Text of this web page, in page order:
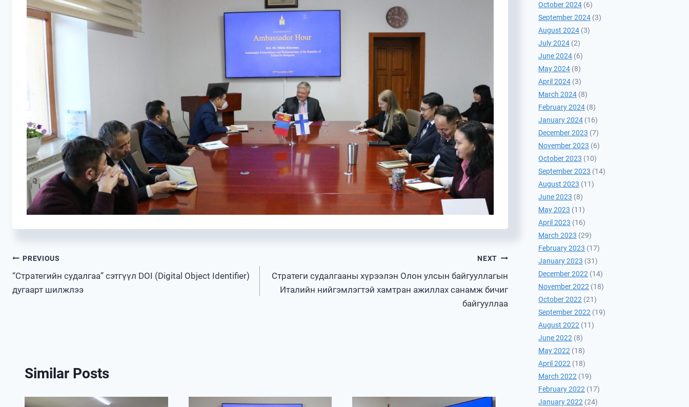
Post
navigation
PREVIOUS
“Стратегийн судалгаа” сэтгүүл DOI (Digital Object Identifier)
дугаарт шилжлээ
NEXT
Стратеги судалгааны хүрээлэн Олон улсын байгууллагын
Италийн нийгэмлэгтэй хамтран ажиллах санамж бичиг
байгууллаа
Similar Posts
October 2024 (6)
September 2024 (3)
August 2024 (3)
July 2024 (2)
June 2024 (6)
May 2024 (8)
April 2024 (3)
March 2024 (8)
February 2024 (8)
January 2024 (16)
December 2023 (7)
November 2023 (6)
October 2023 (10)
September 2023 (14)
August 2023 (11)
June 2023 (8)
May 2023 (11)
April 2023 (16)
March 2023 (29)
February 2023 (17)
January 2023 (31)
December 2022 (14)
November 2022 (18)
October 2022 (21)
September 2022 (19)
August 2022 (11)
June 2022 (8)
May 2022 (18)
April 2022 (18)
March 2022 (19)
February 2022 (17)
January 2022 (24)